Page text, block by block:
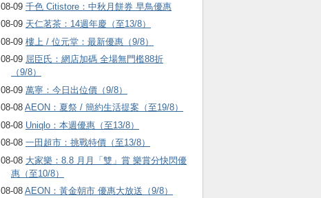
08-09 千色 Citistore：中秋月餅券 早鳥優惠
08-09 天仁茗茶：14週年慶（至13/8）
08-09 樓上 / 位元堂：最新優惠（9/8）
08-09 屈臣氏：網店加碼 全場無門檻88折
（9/8）
08-09 萬寧：今日出位價（9/8）
08-08 AEON：夏祭 / 簡約生活提案（至19/8）
08-08 Uniqlo：本週優惠（至13/8）
08-08 一田超市：挑戰特價（至13/8）
08-08 大家樂：8.8 月月「雙」賞 樂賞分快閃優
惠（至10/8）
08-08 AEON：黃金朝市 優惠大放送（9/8）